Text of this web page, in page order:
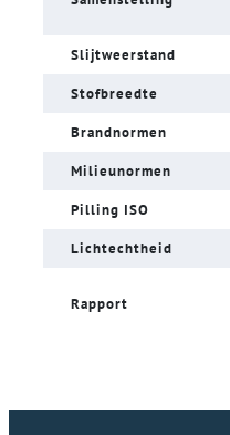
Slijtweerstand
Stofbreedte
Brandnormen
Milieunormen
Pilling ISO
Lichtechtheid
Rapport